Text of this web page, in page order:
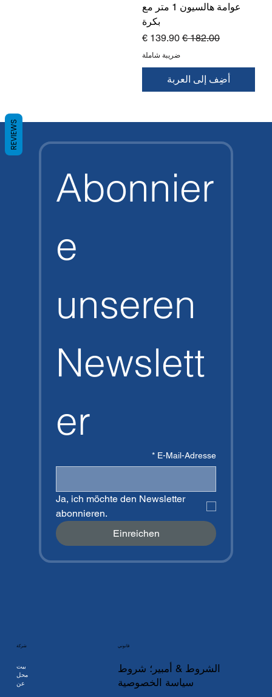
عوامة هالسيون 1 متر مع
بكرة
سعر عاديسعر البيع
ضريبة شاملة
أضِف إلى العربة
Abonnier
e
unseren
Newslett
er
E-Mail-Adresse
*
Ja, ich möchte den Newsletter
abonnieren.
Einreichen
شركة
بيت
محل
عن
قانوني
الشروط & أمبير؛ شروط
سياسة الخصوصية
REVIEWS